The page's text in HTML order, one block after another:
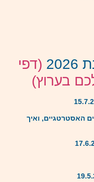
(דפי
בערוץ)
האסטרטגיים, ואיך